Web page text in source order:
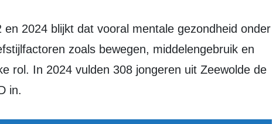
zoals bewegen, middelengebruik en
rol. In 2024 vulden 308 jongeren uit Zeewolde de
in.